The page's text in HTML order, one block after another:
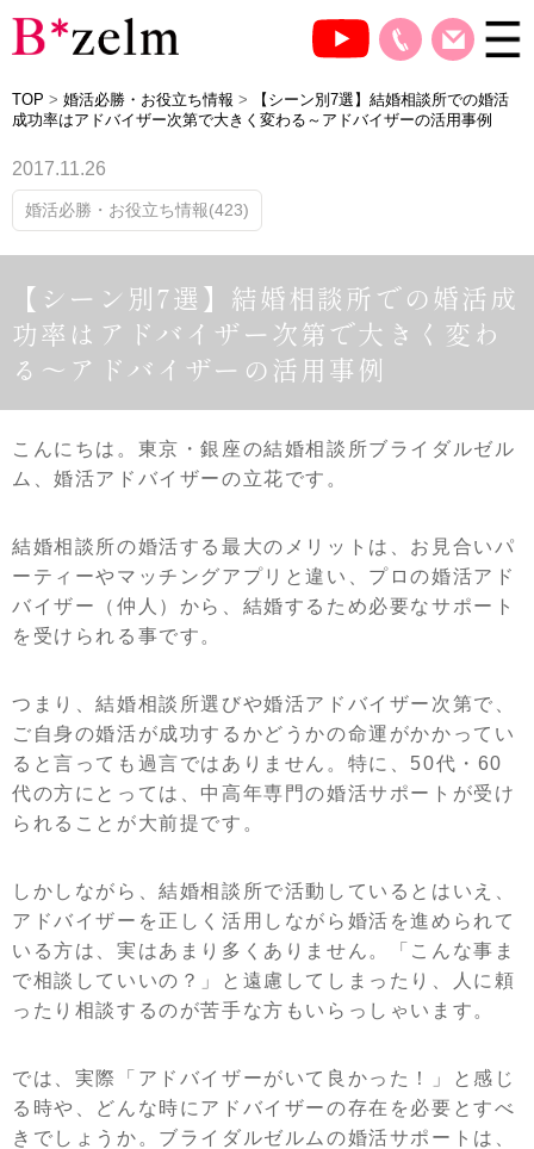
TOP > 婚活必勝・お役立ち情報 >
【シーン別7選】結婚相談所での婚活
成功率はアドバイザー次第で大きく変わる～アドバイザーの活用事例
2017.11.26
婚活必勝・お役立ち情報(423)
【シーン別7選】結婚相談所での婚活成
功率はアドバイザー次第で大きく変わ
る～アドバイザーの活用事例
こんにちは。東京・銀座の結婚相談所ブライダルゼル
ム、婚活アドバイザーの立花です。
結婚相談所の婚活する最大のメリットは、お見合いパ
ーティーやマッチングアプリと違い、プロの婚活アド
バイザー（仲人）から、結婚するため必要なサポート
を受けられる事です。
つまり、結婚相談所選びや婚活アドバイザー次第で、
ご自身の婚活が成功するかどうかの命運がかかってい
ると言っても過言ではありません。特に、50代・60
代の方にとっては、中高年専門の婚活サポートが受け
られることが大前提です。
しかしながら、結婚相談所で活動しているとはいえ、
アドバイザーを正しく活用しながら婚活を進められて
いる方は、実はあまり多くありません。「こんな事ま
で相談していいの？」と遠慮してしまったり、人に頼
ったり相談するのが苦手な方もいらっしゃいます。
では、実際「アドバイザーがいて良かった！」と感じ
る時や、どんな時にアドバイザーの存在を必要とすべ
きでしょうか。ブライダルゼルムの婚活サポートは、